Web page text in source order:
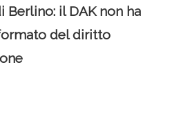
Berlino: il DAK non ha
del diritto